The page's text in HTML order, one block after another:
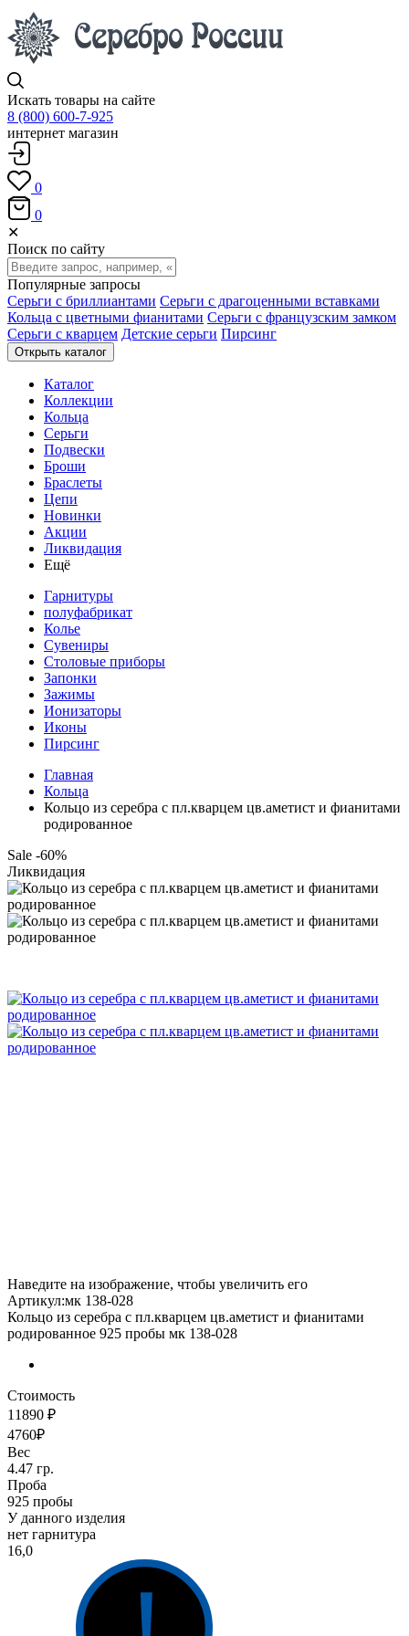
Искать товары на сайте
8 (800) 600-7-925
интернет магазин
0
0
✕
Поиск по сайту
Популярные запросы
Серьги с бриллиантами Серьги с драгоценными вставками
Кольца с цветными фианитами Серьги с французским замком
Серьги с кварцем Детские серьги Пирсинг
Открыть каталог
Каталог
Коллекции
Кольца
Серьги
Подвески
Броши
Браслеты
Цепи
Новинки
Акции
Ликвидация
Ещё
Гарнитуры
полуфабрикат
Колье
Сувениры
Столовые приборы
Запонки
Зажимы
Ионизаторы
Иконы
Пирсинг
Главная
Кольца
Кольцо из серебра с пл.кварцем цв.аметист и фианитами
родированное
Sale -60%
Ликвидация
Наведите на изображение, чтобы увеличить его
Артикул:мк 138-028
Кольцо из серебра с пл.кварцем цв.аметист и фианитами
родированное 925 пробы мк 138-028
Стоимость
11890 ₽
4760₽
Вес
4.47 гр.
Проба
925 пробы
У данного изделия
нет гарнитура
16,0